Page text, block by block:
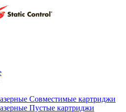
Совместимые картриджи
Пустые картриджи